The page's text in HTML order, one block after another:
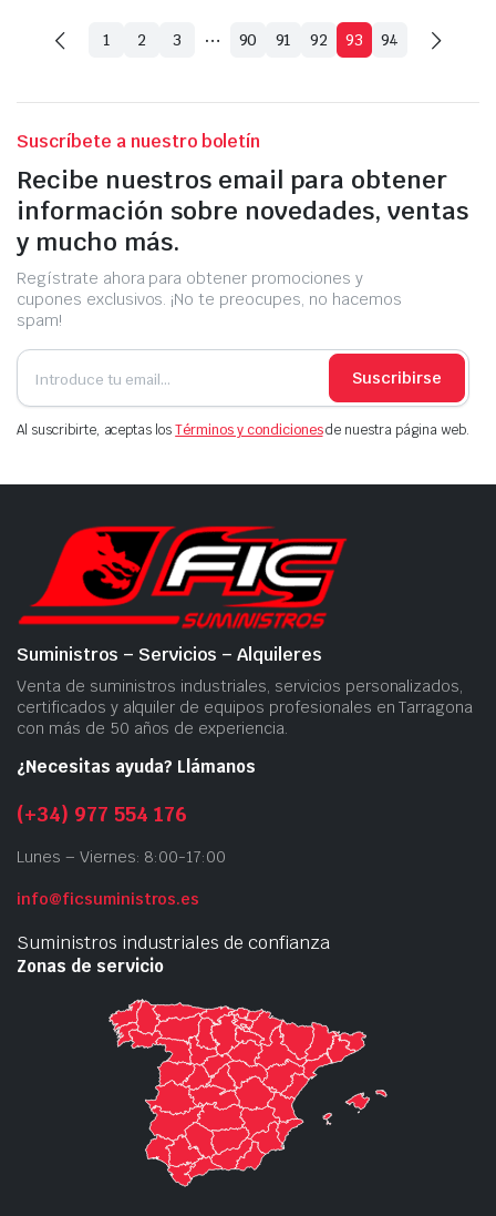
1 2 3 … 90 91 92 93 94
Suscríbete a nuestro boletín
Recibe nuestros email para obtener
información sobre novedades, ventas
y mucho más.
Regístrate ahora para obtener promociones y
cupones exclusivos. ¡No te preocupes, no hacemos
spam!
Suscribirse
Al suscribirte, aceptas losTérminos y condicionesde nuestra página web.
Suministros – Servicios – Alquileres
Venta de suministros industriales, servicios personalizados,
certificados y alquiler de equipos profesionales en Tarragona
con más de 50 años de experiencia.
¿Necesitas ayuda? Llámanos
(+34) 977 554 176
Lunes – Viernes: 8:00-17:00
info@ficsuministros.es
Suministros industriales de confianza
Zonas de servicio